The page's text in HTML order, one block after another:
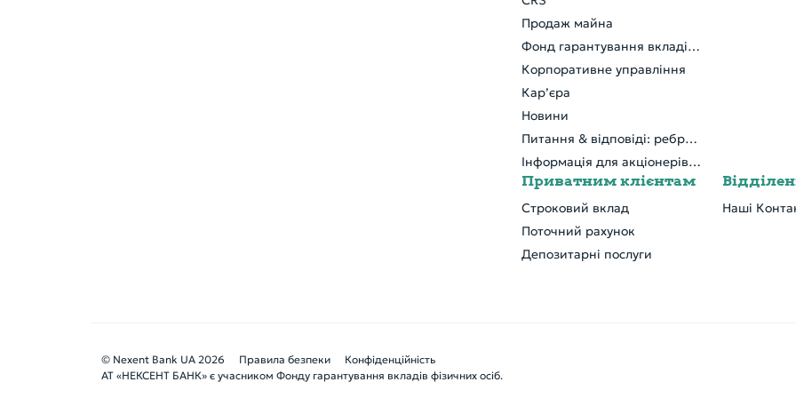
Продаж майна
Фонд гарантування вкладів фізичних осіб
Корпоративне управління
Кар’єра
Новини
Питання & відповіді: ребрендинг
Інформація для акціонерів та стейкхолдерів
Приватним клієнтам
Строковий вклад
Поточний рахунок
Депозитарні послуги
Наші
© Nexent Bank UA 2026 Правила безпеки
Конфіденційність
АТ «НЕКСЕНТ БАНК» є учасником Фонду гарантування вкладів фізичних осіб.